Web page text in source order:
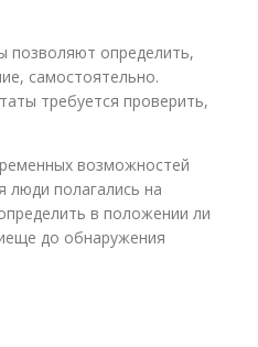
позволяют определить,
самостоятельно.
требуется проверить,
возможностей
люди полагались на
в положении ли
до обнаружения